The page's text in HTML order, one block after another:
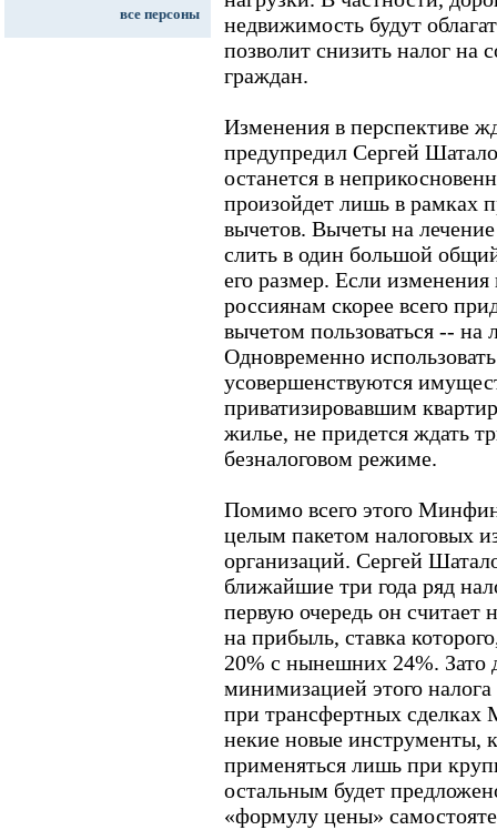
все персоны
недвижимость будут
позволит снизить налог
граждан.
Изменения в перспективе
предупредил Сергей
останется в
произойдет лишь в рамках
вычетов. Вычеты на
слить в один большой
его размер. Если
россиянам скорее всего
вычетом пользоваться -- на
Одновременно
усовершенствуются
приватизировавшим
жилье, не придется ждать
безналоговом режиме.
Помимо всего этого
целым пакетом налоговых
организаций. Сергей
ближайшие три года ряд
первую очередь он
на прибыль, ставка
20% с нынешних 24%. Зато
минимизацией этого
при трансфертных сделках
некие новые инструменты,
применяться лишь при
остальным будет
«формулу цены»